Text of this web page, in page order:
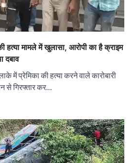
मामले में खुलासा, आरोपी का है क्राइम
दबाव
में प्रेमिका की हत्या करने वाले कारोबारी
से गिरफ्तार कर…